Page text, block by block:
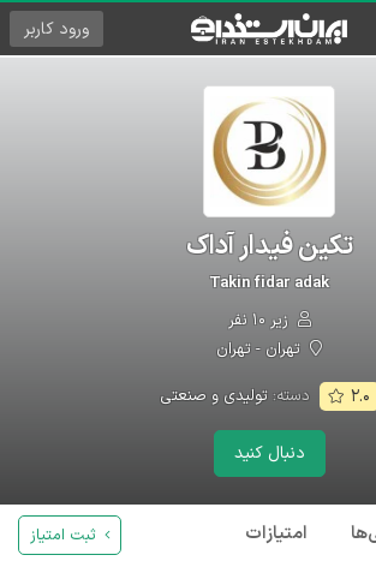
ورود کاربر
تکین فیدار آداک
Takin fidar adak
زیر ۱۰ نفر
تهران - تهران
۲.۰ دسته:تولیدی و صنعتی
دنبال کنید
امتیازات ثبت امتیاز